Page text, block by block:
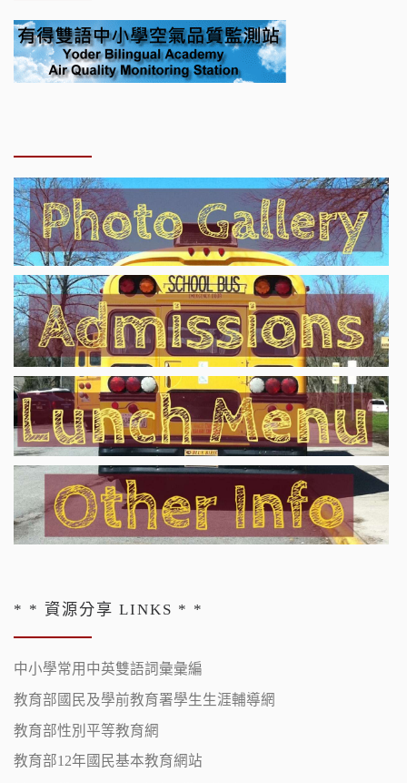
* * 資源分享 LINKS * *
中小學常用中英雙語詞彙彙編
教育部國民及學前教育署學生生涯輔導網
教育部性別平等教育網
教育部12年國民基本教育網站